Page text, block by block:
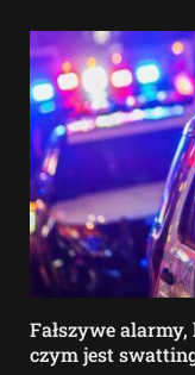
Fałszywe
czym jest